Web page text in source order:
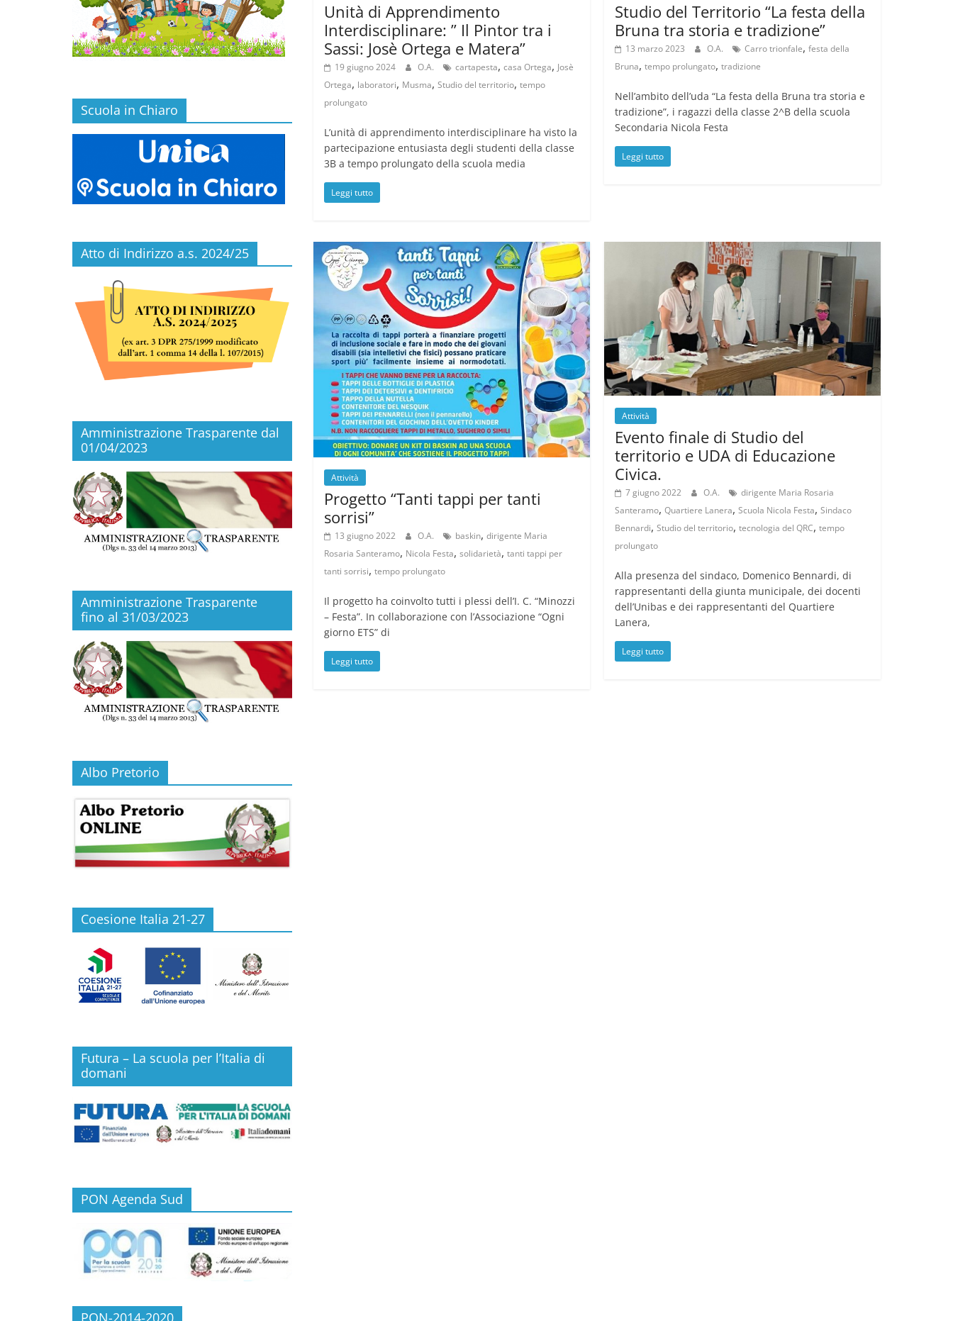
Unità di Apprendimento
Interdisciplinare: ” Il Pintor tra i
Sassi: Josè Ortega e Matera”
19 giugno 2024 O.A. cartapesta, casa Ortega, Josè
Ortega, laboratori, Musma, Studio del territorio, tempo
prolungato
L’unità di apprendimento interdisciplinare ha visto la
partecipazione entusiasta degli studenti della classe
3B a tempo prolungato della scuola media
Leggi tutto
Studio del Territorio “La festa della
Bruna tra storia e tradizione”
13 marzo 2023 O.A. Carro trionfale,festa della
Bruna,tempo prolungato,tradizione
Nell’ambito dell’uda “La festa della Bruna tra storia e
tradizione”, i ragazzi della classe 2^B della scuola
Secondaria Nicola Festa
Leggi tutto
Attività
Progetto “Tanti tappi per tanti
sorrisi”
13 giugno 2022 O.A. baskin, dirigente Maria
Rosaria Santeramo, Nicola Festa, solidarietà, tanti tappi per
tanti sorrisi, tempo prolungato
Il progetto ha coinvolto tutti i plessi dell’I. C. “Minozzi
– Festa”. In collaborazione con l’Associazione “Ogni
giorno ETS” di
Leggi tutto
Attività
Evento finale di Studio del
territorio e UDA di Educazione
Civica.
7 giugno 2022 O.A.
dirigente Maria Rosaria
Santeramo,Quartiere Lanera,Scuola Nicola Festa,Sindaco
Bennardi,Studio del territorio,tecnologia del QRC,tempo
prolungato
Alla presenza del sindaco, Domenico Bennardi, di
rappresentanti della giunta municipale, dei docenti
dell’Unibas e dei rappresentanti del Quartiere
Lanera,
Leggi tutto
Scuola in Chiaro
Atto di Indirizzo a.s. 2024/25
Amministrazione Trasparente dal
01/04/2023
Amministrazione Trasparente
fino al 31/03/2023
Albo Pretorio
Coesione Italia 21-27
Futura – La scuola per l’Italia di
domani
PON Agenda Sud
PON-2014-2020